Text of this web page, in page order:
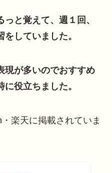
と覚えて、週１回、
していました。
現が多いのでおすすめ
役立ちました。
楽天に掲載されていま